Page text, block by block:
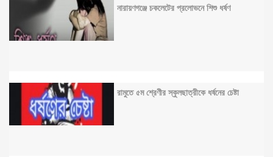
নারায়ণগঞ্জে চকলেটের প্রলোভনে শিশু ধর্ষণ
রামুতে ৫ম শ্রেণীর স্কুলছাত্রীকে ধর্ষনের চেষ্টা